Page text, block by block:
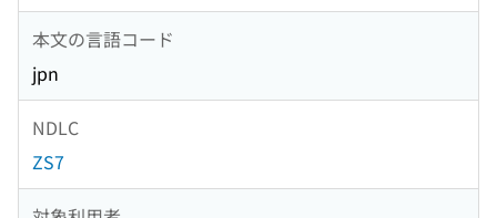
本文の言語コード
jpn
NDLC
ZS7